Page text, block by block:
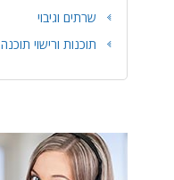
שרתים וגיבוי
תוכנות ורישוי תוכנה